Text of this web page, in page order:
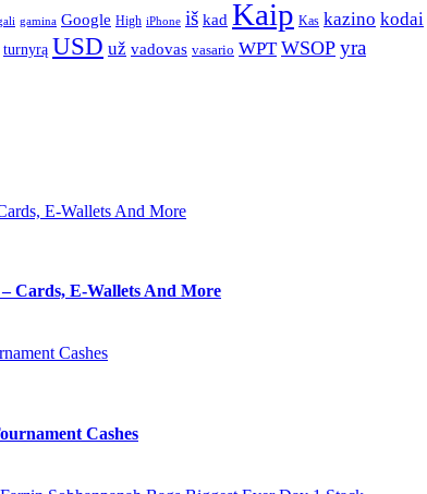
gamina Google High iPhone iš kad Kaip Kas kazino kodai
turnyrą USD už vadovas vasario WPT WSOP yra
E‑Wallets And More
Cards, E‑Wallets And More
Cashes
Cashes